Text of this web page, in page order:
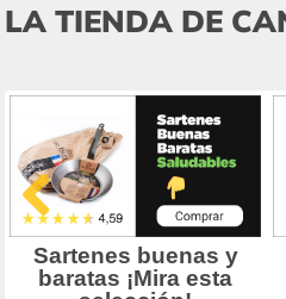
LA TIENDA DE